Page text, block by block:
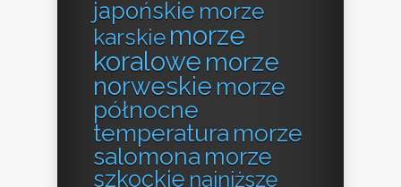
japońskie morze
karskie morze
koralowe morze
norweskie morze
północne
temperatura morze
salomona morze
szkockie najniższe